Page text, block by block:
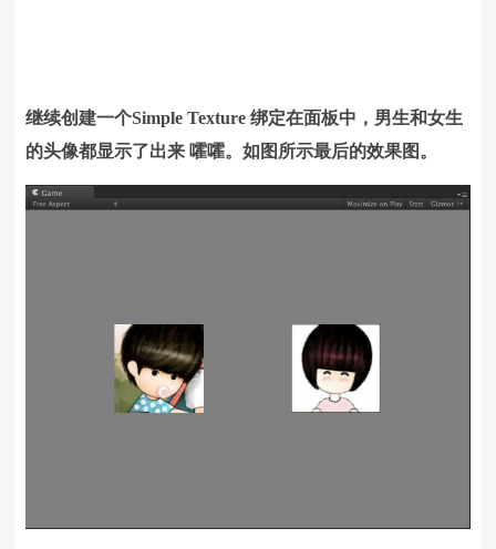
继续创建一个Simple Texture 绑定在面板中，男生和女生
的头像都显示了出来 嚯嚯。如图所示最后的效果图。